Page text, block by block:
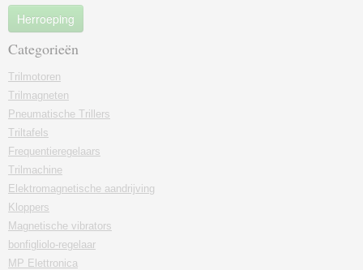
Herroeping
Categorieën
Trilmotoren
Trilmagneten
Pneumatische Trillers
Triltafels
Frequentieregelaars
Trilmachine
Elektromagnetische aandrijving
Kloppers
Magnetische vibrators
bonfigliolo-regelaar
MP Elettronica